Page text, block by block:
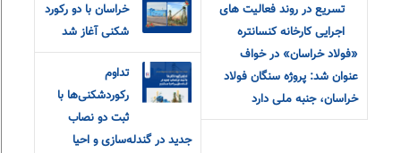
تسریع در روند فعالیت های
اجرایی کارخانه کنسانتره
«فولاد خراسان» در خواف
عنوان شد: پروژه سنگان فولاد
خراسان، جنبه ملی دارد
خراسان با‌ دو رکورد
شکنی آغاز شد
تداوم
رکوردشکنی‌ها با
ثبت دو نصاب
جدید در گندله‌سازی و احیا